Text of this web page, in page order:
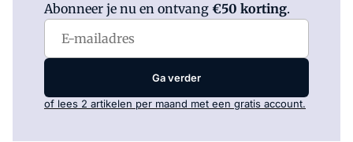
Abonneer je nu en ontvang €50 korting.
Ga verder
of lees 2 artikelen per maand met een gratis account.